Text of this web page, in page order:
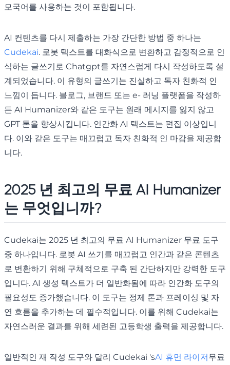
모국어를 사용하는 것이 포함됩니다.
AI 컨텐츠를 다시 제출하는 가장 간단한 방법 중 하나는
Cudekai. 로봇 텍스트를 대화식으로 변환하고 감정적으로 인
식하는 글쓰기로 Chatgpt를 자연스럽게 다시 작성하도록 설
계되었습니다. 이 유형의 글쓰기는 진실하고 독자 친화적 인
느낌이 듭니다. 블로그, 브랜드 또는 e- 러닝 플랫폼을 작성하
든 AI Humanizer와 같은 도구는 원래 메시지를 잃지 않고
GPT 톤을 향상시킵니다. 인간화 AI 텍스트는 편집 이상입니
다. 이와 같은 도구는 매끄럽고 독자 친화적 인 마감을 제공합
니다.
2025 년 최고의 무료 AI Humanizer
는 무엇입니까?
Cudekai는 2025 년 최고의 무료 AI Humanizer 무료 도구
중 하나입니다. 로봇 AI 쓰기를 매끄럽고 인간과 같은 콘텐츠
로 변환하기 위해 구체적으로 구축 된 간단하지만 강력한 도구
입니다. AI 생성 텍스트가 더 일반화됨에 따라 인간화 도구의
필요성도 증가했습니다. 이 도구는 정제 톤과 프레이싱 및 자
연 흐름을 추가하는 데 필수적입니다. 이를 위해 Cudekai는
자연스러운 결과를 위해 세련된 고등학생 출력을 제공합니다.
일반적인 재 작성 도구와 달리 Cudekai 'sAI 휴먼 라이저무료